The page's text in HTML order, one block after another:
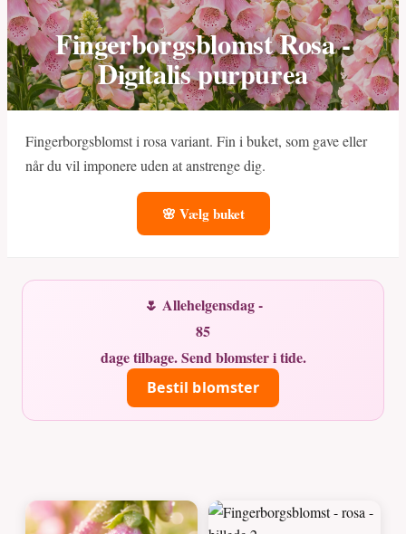
Fingerborgsblomst Rosa -
Digitalis purpurea
Fingerborgsblomst i rosa variant. Fin i buket, som gave eller
når du vil imponere uden at anstrenge dig.
🌸 Vælg buket
🌷 Allehelgensdag -
85
dage tilbage. Send blomster i tide.
Bestil blomster